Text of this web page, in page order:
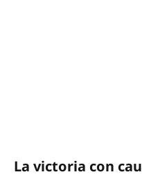
La victoria con